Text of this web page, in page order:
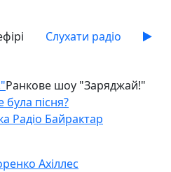
Слухати радіо
Ранкове шоу "Заряджай!"
була пісня?
Радіо Байрактар
Ахіллес